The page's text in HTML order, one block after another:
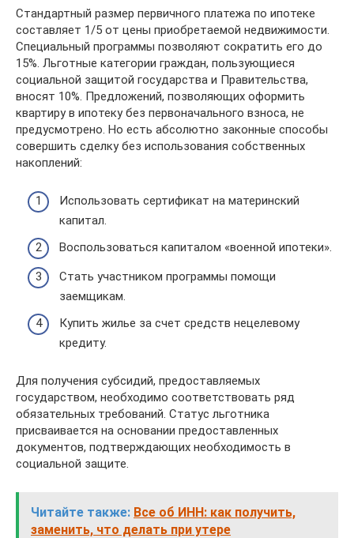
Стандартный размер первичного платежа по ипотеке
составляет 1/5 от цены приобретаемой недвижимости.
Специальный программы позволяют сократить его до
15%. Льготные категории граждан, пользующиеся
социальной защитой государства и Правительства,
вносят 10%. Предложений, позволяющих оформить
квартиру в ипотеку без первоначального взноса, не
предусмотрено. Но есть абсолютно законные способы
совершить сделку без использования собственных
накоплений:
Использовать сертификат на материнский
капитал.
Воспользоваться капиталом «военной ипотеки».
Стать участником программы помощи
заемщикам.
Купить жилье за счет средств нецелевому
кредиту.
Для получения субсидий, предоставляемых
государством, необходимо соответствовать ряд
обязательных требований. Статус льготника
присваивается на основании предоставленных
документов, подтверждающих необходимость в
социальной защите.
Читайте также: Все об ИНН: как получить,
заменить, что делать при утере